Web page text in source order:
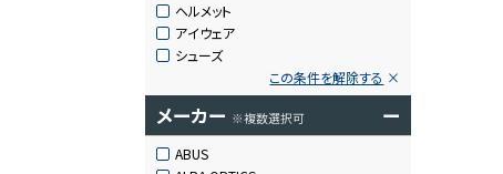
ヘルメット
アイウェア
シューズ
この条件を解除する
メーカー ※複数選択可 ー
ABUS